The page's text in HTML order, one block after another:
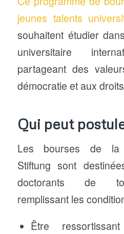
jeunes talents
souhaitent étudier
universitaire
partageant des
démocratie et aux
Qui peut
Les bourses de la
Stiftung sont
doctorants de
remplissant les
Être